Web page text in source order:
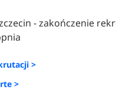
- zakończenie
>
>